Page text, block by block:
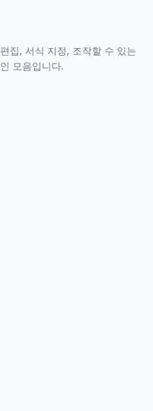
집, 서식 지정, 조작할 수 있는
모음입니다.